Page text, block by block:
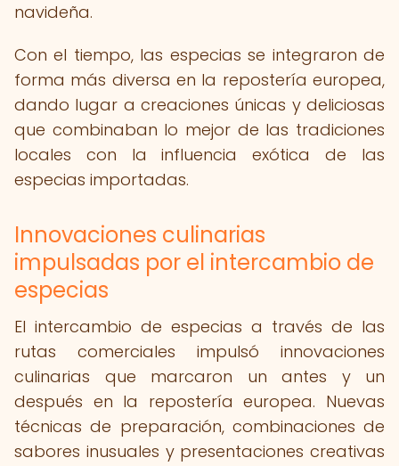
navideña.
Con el tiempo, las especias se integraron de
forma más diversa en la repostería europea,
dando lugar a creaciones únicas y deliciosas
que combinaban lo mejor de las tradiciones
locales con la influencia exótica de las
especias importadas.
Innovaciones culinarias
impulsadas por el intercambio de
especias
El intercambio de especias a través de las
rutas comerciales impulsó innovaciones
culinarias que marcaron un antes y un
después en la repostería europea. Nuevas
técnicas de preparación, combinaciones de
sabores inusuales y presentaciones creativas